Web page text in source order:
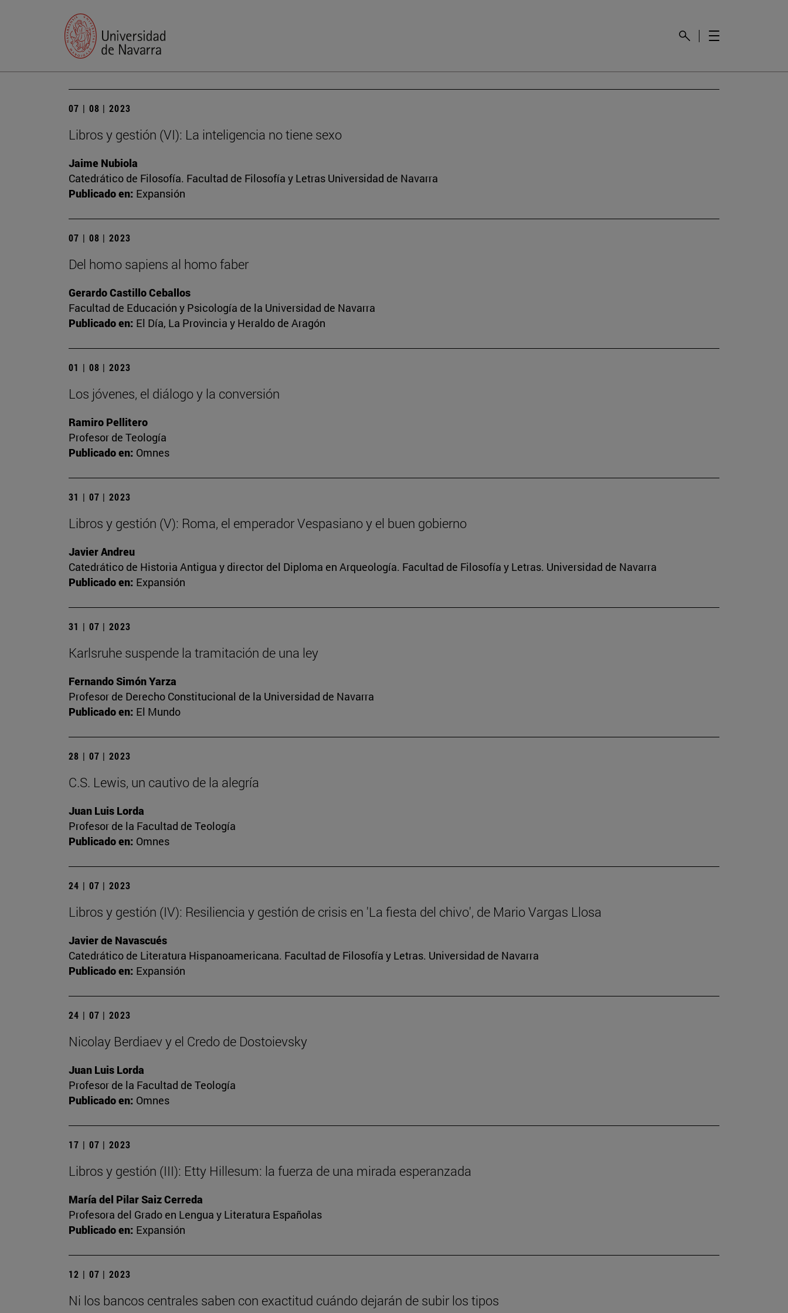
07 | 08 | 2023
Libros y gestión (VI): La inteligencia no tiene sexo
Jaime Nubiola
Catedrático de Filosofía. Facultad de Filosofía y Letras Universidad de Navarra
Publicado en: Expansión
07 | 08 | 2023
Del homo sapiens al homo faber
Gerardo Castillo Ceballos
Facultad de Educación y Psicología de la Universidad de Navarra
Publicado en: El Día, La Provincia y Heraldo de Aragón
01 | 08 | 2023
Los jóvenes, el diálogo y la conversión
Ramiro Pellitero
Profesor de Teología
Publicado en: Omnes
31 | 07 | 2023
Libros y gestión (V): Roma, el emperador Vespasiano y el buen gobierno
Javier Andreu
Catedrático de Historia Antigua y director del Diploma en Arqueología. Facultad de Filosofía y Letras. Universidad de Navarra
Publicado en: Expansión
31 | 07 | 2023
Karlsruhe suspende la tramitación de una ley
Fernando Simón Yarza
Profesor de Derecho Constitucional de la Universidad de Navarra
Publicado en: El Mundo
28 | 07 | 2023
C.S. Lewis, un cautivo de la alegría
Juan Luis Lorda
Profesor de la Facultad de Teología
Publicado en: Omnes
24 | 07 | 2023
Libros y gestión (IV): Resiliencia y gestión de crisis en 'La fiesta del chivo', de Mario Vargas Llosa
Javier de Navascués
Catedrático de Literatura Hispanoamericana. Facultad de Filosofía y Letras. Universidad de Navarra
Publicado en: Expansión
24 | 07 | 2023
Nicolay Berdiaev y el Credo de Dostoievsky
Juan Luis Lorda
Profesor de la Facultad de Teología
Publicado en: Omnes
17 | 07 | 2023
Libros y gestión (III): Etty Hillesum: la fuerza de una mirada esperanzada
María del Pilar Saiz Cerreda
Profesora del Grado en Lengua y Literatura Españolas
Publicado en: Expansión
12 | 07 | 2023
Ni los bancos centrales saben con exactitud cuándo dejarán de subir los tipos